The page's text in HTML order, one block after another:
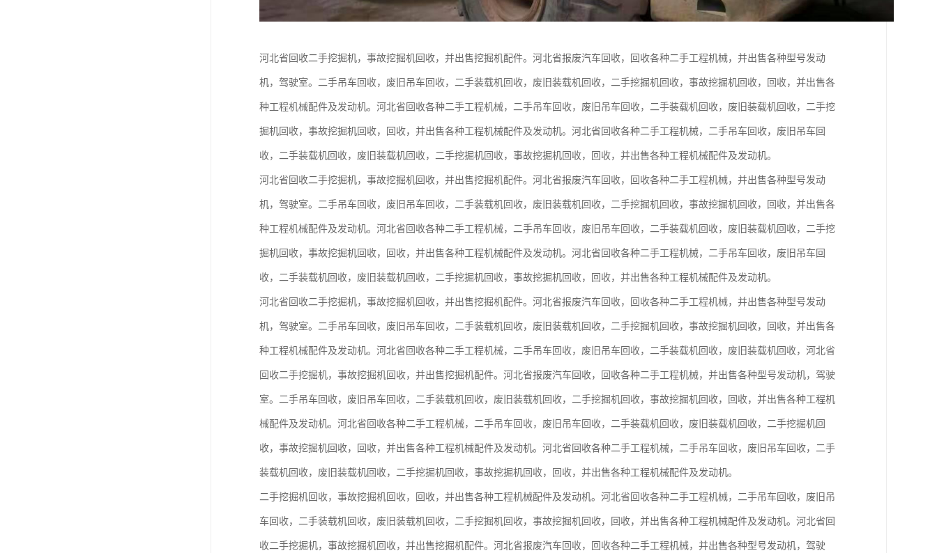
河北省回收二手挖掘机，事故挖掘机回收，并出售挖掘机配件。河北省报废汽车回收，回收各种二手工程机械，并出售各种型号发动
机，驾驶室。二手吊车回收，废旧吊车回收，二手装载机回收，废旧装载机回收，二手挖掘机回收，事故挖掘机回收，回收，并出售各
种工程机械配件及发动机。河北省回收各种二手工程机械，二手吊车回收，废旧吊车回收，二手装载机回收，废旧装载机回收，二手挖
掘机回收，事故挖掘机回收，回收，并出售各种工程机械配件及发动机。河北省回收各种二手工程机械，二手吊车回收，废旧吊车回
收，二手装载机回收，废旧装载机回收，二手挖掘机回收，事故挖掘机回收，回收，并出售各种工程机械配件及发动机。
河北省回收二手挖掘机，事故挖掘机回收，并出售挖掘机配件。河北省报废汽车回收，回收各种二手工程机械，并出售各种型号发动
机，驾驶室。二手吊车回收，废旧吊车回收，二手装载机回收，废旧装载机回收，二手挖掘机回收，事故挖掘机回收，回收，并出售各
种工程机械配件及发动机。河北省回收各种二手工程机械，二手吊车回收，废旧吊车回收，二手装载机回收，废旧装载机回收，二手挖
掘机回收，事故挖掘机回收，回收，并出售各种工程机械配件及发动机。河北省回收各种二手工程机械，二手吊车回收，废旧吊车回
收，二手装载机回收，废旧装载机回收，二手挖掘机回收，事故挖掘机回收，回收，并出售各种工程机械配件及发动机。
河北省回收二手挖掘机，事故挖掘机回收，并出售挖掘机配件。河北省报废汽车回收，回收各种二手工程机械，并出售各种型号发动
机，驾驶室。二手吊车回收，废旧吊车回收，二手装载机回收，废旧装载机回收，二手挖掘机回收，事故挖掘机回收，回收，并出售各
种工程机械配件及发动机。河北省回收各种二手工程机械，二手吊车回收，废旧吊车回收，二手装载机回收，废旧装载机回收，河北省
回收二手挖掘机，事故挖掘机回收，并出售挖掘机配件。河北省报废汽车回收，回收各种二手工程机械，并出售各种型号发动机，驾驶
室。二手吊车回收，废旧吊车回收，二手装载机回收，废旧装载机回收，二手挖掘机回收，事故挖掘机回收，回收，并出售各种工程机
械配件及发动机。河北省回收各种二手工程机械，二手吊车回收，废旧吊车回收，二手装载机回收，废旧装载机回收，二手挖掘机回
收，事故挖掘机回收，回收，并出售各种工程机械配件及发动机。河北省回收各种二手工程机械，二手吊车回收，废旧吊车回收，二手
装载机回收，废旧装载机回收，二手挖掘机回收，事故挖掘机回收，回收，并出售各种工程机械配件及发动机。
二手挖掘机回收，事故挖掘机回收，回收，并出售各种工程机械配件及发动机。河北省回收各种二手工程机械，二手吊车回收，废旧吊
车回收，二手装载机回收，废旧装载机回收，二手挖掘机回收，事故挖掘机回收，回收，并出售各种工程机械配件及发动机。河北省回
收二手挖掘机，事故挖掘机回收，并出售挖掘机配件。河北省报废汽车回收，回收各种二手工程机械，并出售各种型号发动机，驾驶